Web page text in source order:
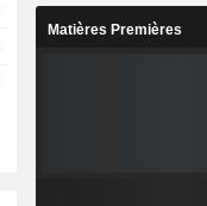
Matières Premières